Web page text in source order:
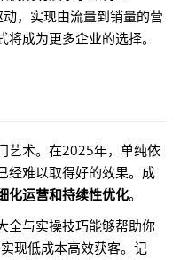
，实现由流量到销量的营
成为更多企业的选择。
艺术。在2025年，单纯依
经难以取得好的效果。成
化运营和持续性优化。
全与实操技巧能够帮助你
现低成本高效获客。记